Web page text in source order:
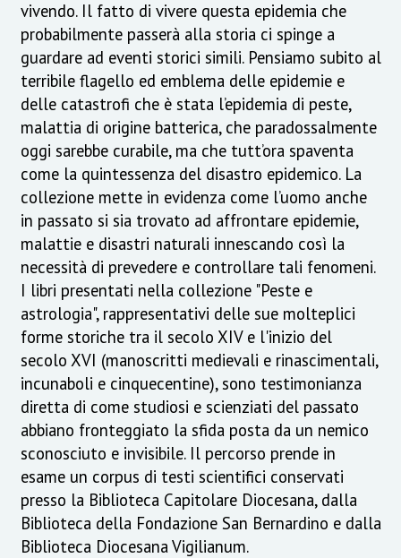
vivendo. Il fatto di vivere questa epidemia che
probabilmente passerà alla storia ci spinge a
guardare ad eventi storici simili. Pensiamo subito al
terribile flagello ed emblema delle epidemie e
delle catastrofi che è stata l’epidemia di peste,
malattia di origine batterica, che paradossalmente
oggi sarebbe curabile, ma che tutt’ora spaventa
come la quintessenza del disastro epidemico. La
collezione mette in evidenza come l’uomo anche
in passato si sia trovato ad affrontare epidemie,
malattie e disastri naturali innescando così la
necessità di prevedere e controllare tali fenomeni.
I libri presentati nella collezione "Peste e
astrologia", rappresentativi delle sue molteplici
forme storiche tra il secolo XIV e l'inizio del
secolo XVI (manoscritti medievali e rinascimentali,
incunaboli e cinquecentine), sono testimonianza
diretta di come studiosi e scienziati del passato
abbiano fronteggiato la sfida posta da un nemico
sconosciuto e invisibile. Il percorso prende in
esame un corpus di testi scientifici conservati
presso la Biblioteca Capitolare Diocesana, dalla
Biblioteca della Fondazione San Bernardino e dalla
Biblioteca Diocesana Vigilianum.